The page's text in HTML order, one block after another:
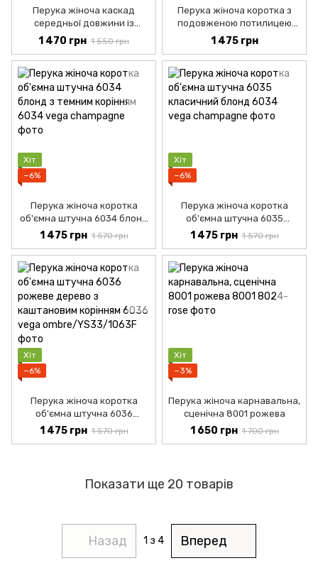
Перука жіноча каскад
середньої довжини із
термоволокна 2013 чорна
1 470 грн 1 550 грн
Перука жіноча коротка з
подовженою потилицею
об'ємна штучна 6033
темний шоколад
1 475 грн
Хіт
−6%
Перука жіноча коротка
об'ємна штучна 6034 блонд
з темним корінням
1 475 грн 1 570 грн
Хіт
−6%
Перука жіноча коротка
об'ємна штучна 6035
класичний блонд
1 475 грн 1 570 грн
Хіт
−6%
Перука жіноча коротка
об'ємна штучна 6036
рожеве дерево з
каштановим корінням
1 475 грн 1 570 грн
Хіт
−3%
Перука жіноча карнавальна,
сценічна 8001 рожева
1 650 грн 1 700 грн
Показати ще 20 товарів
Назад 1 з 4 Вперед